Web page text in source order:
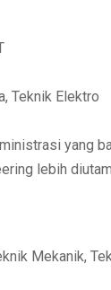
Teknik Elektro
yang
lebih
Mekanik,